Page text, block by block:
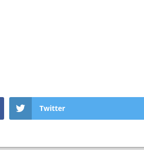
Twitter